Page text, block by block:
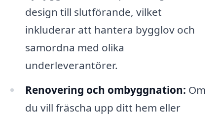
design till slutförande, vilket
inkluderar att hantera bygglov och
samordna med olika
underleverantörer.
Renovering och ombyggnation: Om
du vill fräscha upp ditt hem eller